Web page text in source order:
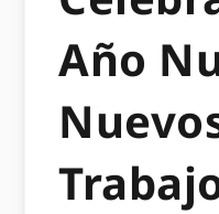
Año